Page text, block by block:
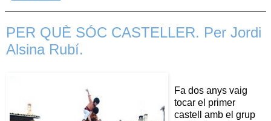
PER QUÈ SÓC CASTELLER. Per Jordi
Alsina Rubí.
Fa dos anys vaig
tocar el primer
castell amb el grup